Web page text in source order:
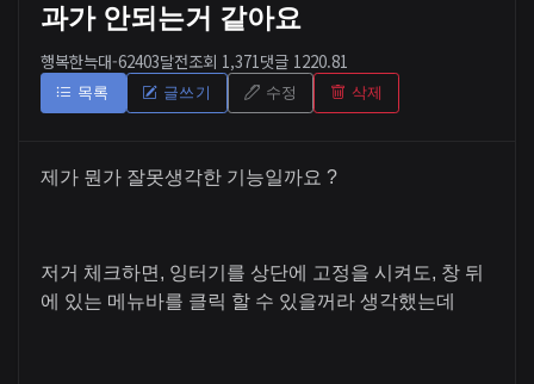
과가 안되는거 같아요
행복한늑대-62403달전조회 1,371 댓글 1 220.81
목록 글쓰기 수정 삭제
제가 뭔가 잘못생각한 기능일까요 ?
저거 체크하면, 잉터기를 상단에 고정을 시켜도, 창 뒤
에 있는 메뉴바를 클릭 할 수 있을꺼라 생각했는데